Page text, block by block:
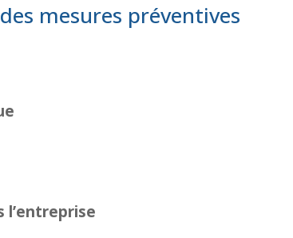
mesures préventives
l’entreprise